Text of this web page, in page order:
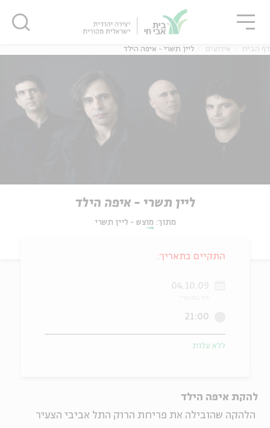
דף הבית אירועים ליין תשרי - איפה הילד
ליין תשרי - איפה הילד
מתוך: מוצש - ליין תשרי
להקת איפה הילד
הלהקה שהובילה את פריחת הרוק התל אביבי הצעיר
התקיים בתאריך:
04.10.09
21:00
ללא עלות
סגור